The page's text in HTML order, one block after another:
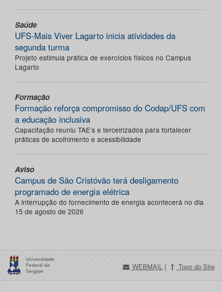
Saúde
UFS-Mais Viver Lagarto inicia atividades da
segunda turma
Projeto estimula prática de exercícios físicos no Campus
Lagarto
Formação
Formação reforça compromisso do Codap/UFS com
a educação inclusiva
Capacitação reuniu TAE’s e terceirizados para fortalecer
práticas de acolhimento e acessibilidade
Aviso
Campus de São Cristóvão terá desligamento
programado de energia elétrica
A interrupção do fornecimento de energia acontecerá no dia
15 de agosto de 2026
WEBMAIL | Topo do Site